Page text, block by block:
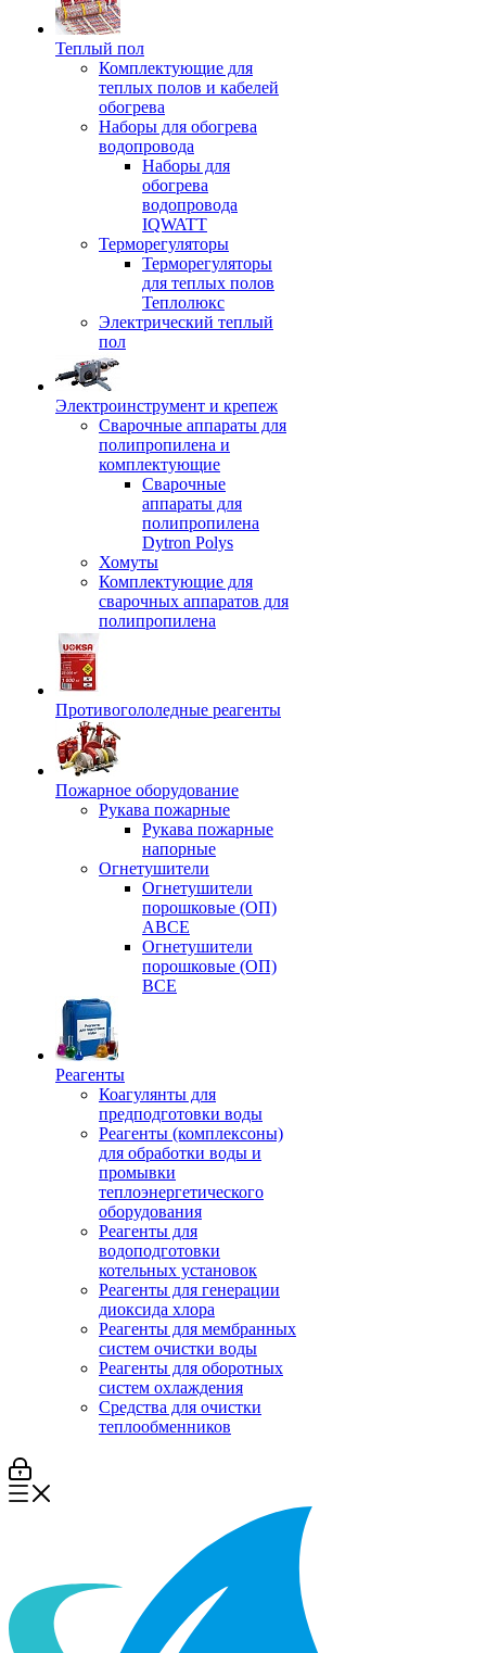
Теплый пол
Комплектующие для
теплых полов и кабелей
обогрева
Наборы для обогрева
водопровода
Наборы для
обогрева
водопровода
IQWATT
Терморегуляторы
Терморегуляторы
для теплых полов
Теплолюкс
Электрический теплый
пол
Электроинструмент и крепеж
Сварочные аппараты для
полипропилена и
комплектующие
Сварочные
аппараты для
полипропилена
Dytron Polys
Хомуты
Комплектующие для
сварочных аппаратов для
полипропилена
Противогололедные реагенты
Пожарное оборудование
Рукава пожарные
Рукава пожарные
напорные
Огнетушители
Огнетушители
порошковые (ОП)
АВСЕ
Огнетушители
порошковые (ОП)
ВСЕ
Реагенты
Коагулянты для
предподготовки воды
Реагенты (комплексоны)
для обработки воды и
промывки
теплоэнергетического
оборудования
Реагенты для
водоподготовки
котельных установок
Реагенты для генерации
диоксида хлора
Реагенты для мембранных
систем очистки воды
Реагенты для оборотных
систем охлаждения
Средства для очистки
теплообменников